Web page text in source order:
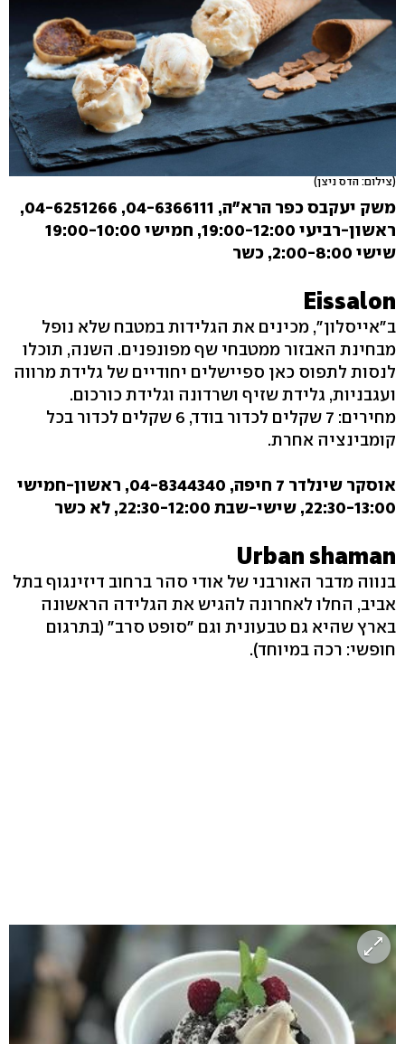
(צילום: הדס ניצן)
משק יעקבס כפר הרא"ה, 04-6366111, 04-6251266,
ראשון-רביעי 19:00-12:00, חמישי 19:00-10:00
שישי 2:00-8:00, כשר
Eissalon
ב"אייסלון", מכינים את הגלידות במטבח שלא נופל
מבחינת האבזור ממטבחי שף מפונפנים. השנה, תוכלו
לנסות לתפוס כאן ספיישלים יחודיים של גלידת מרווה
ועגבניות, גלידת שזיף ושרדונה וגלידת כורכום.
מחירים: 7 שקלים לכדור בודד, 6 שקלים לכדור בכל
קומבינציה אחרת.
אוסקר שינלדר 7 חיפה, 04-8344340‏, ראשון-חמישי
22:30-13:00, שישי-שבת 22:30-12:00, לא כשר
Urban shaman
בנווה מדבר האורבני של אודי סהר ברחוב דיזינגוף בתל
אביב, החלו לאחרונה להגיש את הגלידה הראשונה
בארץ שהיא גם טבעונית וגם "סופט סרב" (בתרגום
חופשי: רכה במיוחד).